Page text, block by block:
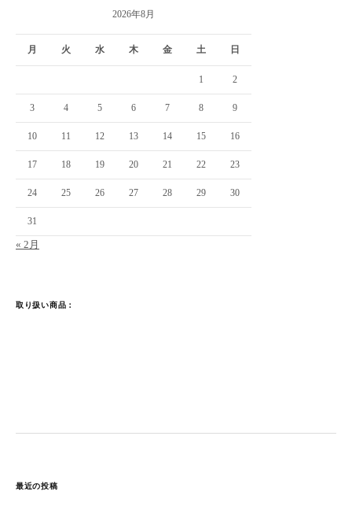
2026年8月
月 火 水 木 金 土 日
1 2
3 4 5 6 7 8 9
10 11 12 13 14 15 16
17 18 19 20 21 22 23
24 25 26 27 28 29 30
31
« 2月
取り扱い商品：
最近の投稿